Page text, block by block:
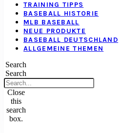
TRAINING TIPPS
BASEBALL HISTORIE
MLB BASEBALL
NEUE PRODUKTE
BASEBALL DEUTSCHLAND
ALLGEMEINE THEMEN
Search
Search
Close
this
search
box.